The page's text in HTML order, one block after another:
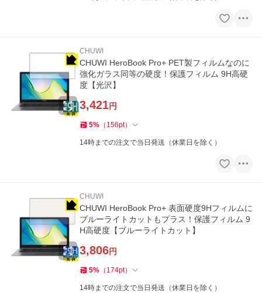
CHUWI
CHUWI HeroBook Pro+ PET製フィルムなのに
強化ガラス同等の硬度！保護フィルム 9H高硬
度【光沢】
3,421円
5% （ 156pt）
14時までの注文で当日発送（休業日を除く）
CHUWI
CHUWI HeroBook Pro+ 表面硬度9Hフィルムに
ブルーライトカットもプラス！保護フィルム 9
H高硬度【ブルーライトカット】
3,806円
5% （ 174pt）
14時までの注文で当日発送（休業日を除く）